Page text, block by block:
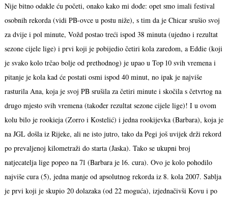
Nije bitno odakle ću početi, onako kako mi dođe: opet smo imali festival
osobnih rekorda (vidi PB-ovce u postu niže), s tim da je Chicar srušio svoj
za dvije i pol minute, Vožd postao treći ispod 38 minuta (ujedno i rezultat
sezone cijele lige) i prvi koji je pobijedio četiri kola zaredom, a Eddie (koji
je svako kolo trčao bolje od prethodnog) je upao u Top 10 svih vremena i
pitanje je kola kad će postati osmi ispod 40 minut, no ipak je najviše
rasturila Ana, koja je svoj PB srušila za četiri minute i skočila s četvrtog na
drugo mjesto svih vremena (također rezultat sezone cijele lige)! I u ovom
kolu bilo je rookieja (Zorro i Kostelić) i jedna rookijevka (Barbara), koja je
na JGL došla iz Rijeke, ali ne isto jutro, tako da Pegi još uvijek drži rekord
po prevaljenoj kilometraži do starta (Jaska). Tako se ukupni broj
natjecatelja lige popeo na 71 (Barbara je 16. cura). Ovo je kolo pohodilo
najviše cura (5), jedna manje od apsolutnog rekorda iz 8. kola 2007. Sablja
je prvi koji je skupio 20 dolazaka (od 22 moguća), izjednačivši Kovu i po